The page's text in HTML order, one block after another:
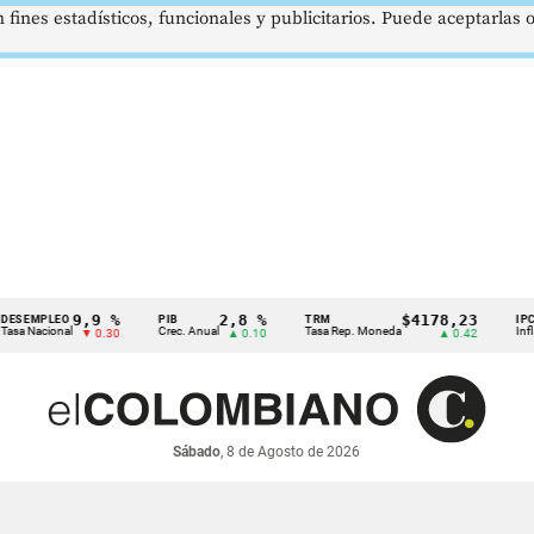
9,9 %
▼ 0.30
PIB
Crec. Anual
2,8 %
▲ 0.10
TRM
Tasa Rep. Moneda
$4178,23
▲ 0.42
IPC
Inflación
Sábado, 8 de Agosto de 2026
estadísticos, funcionales y publicitarios. Puede aceptarlas